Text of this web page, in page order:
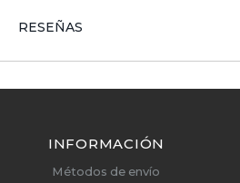
RESEÑAS
INFORMACIÓN
Métodos de envío